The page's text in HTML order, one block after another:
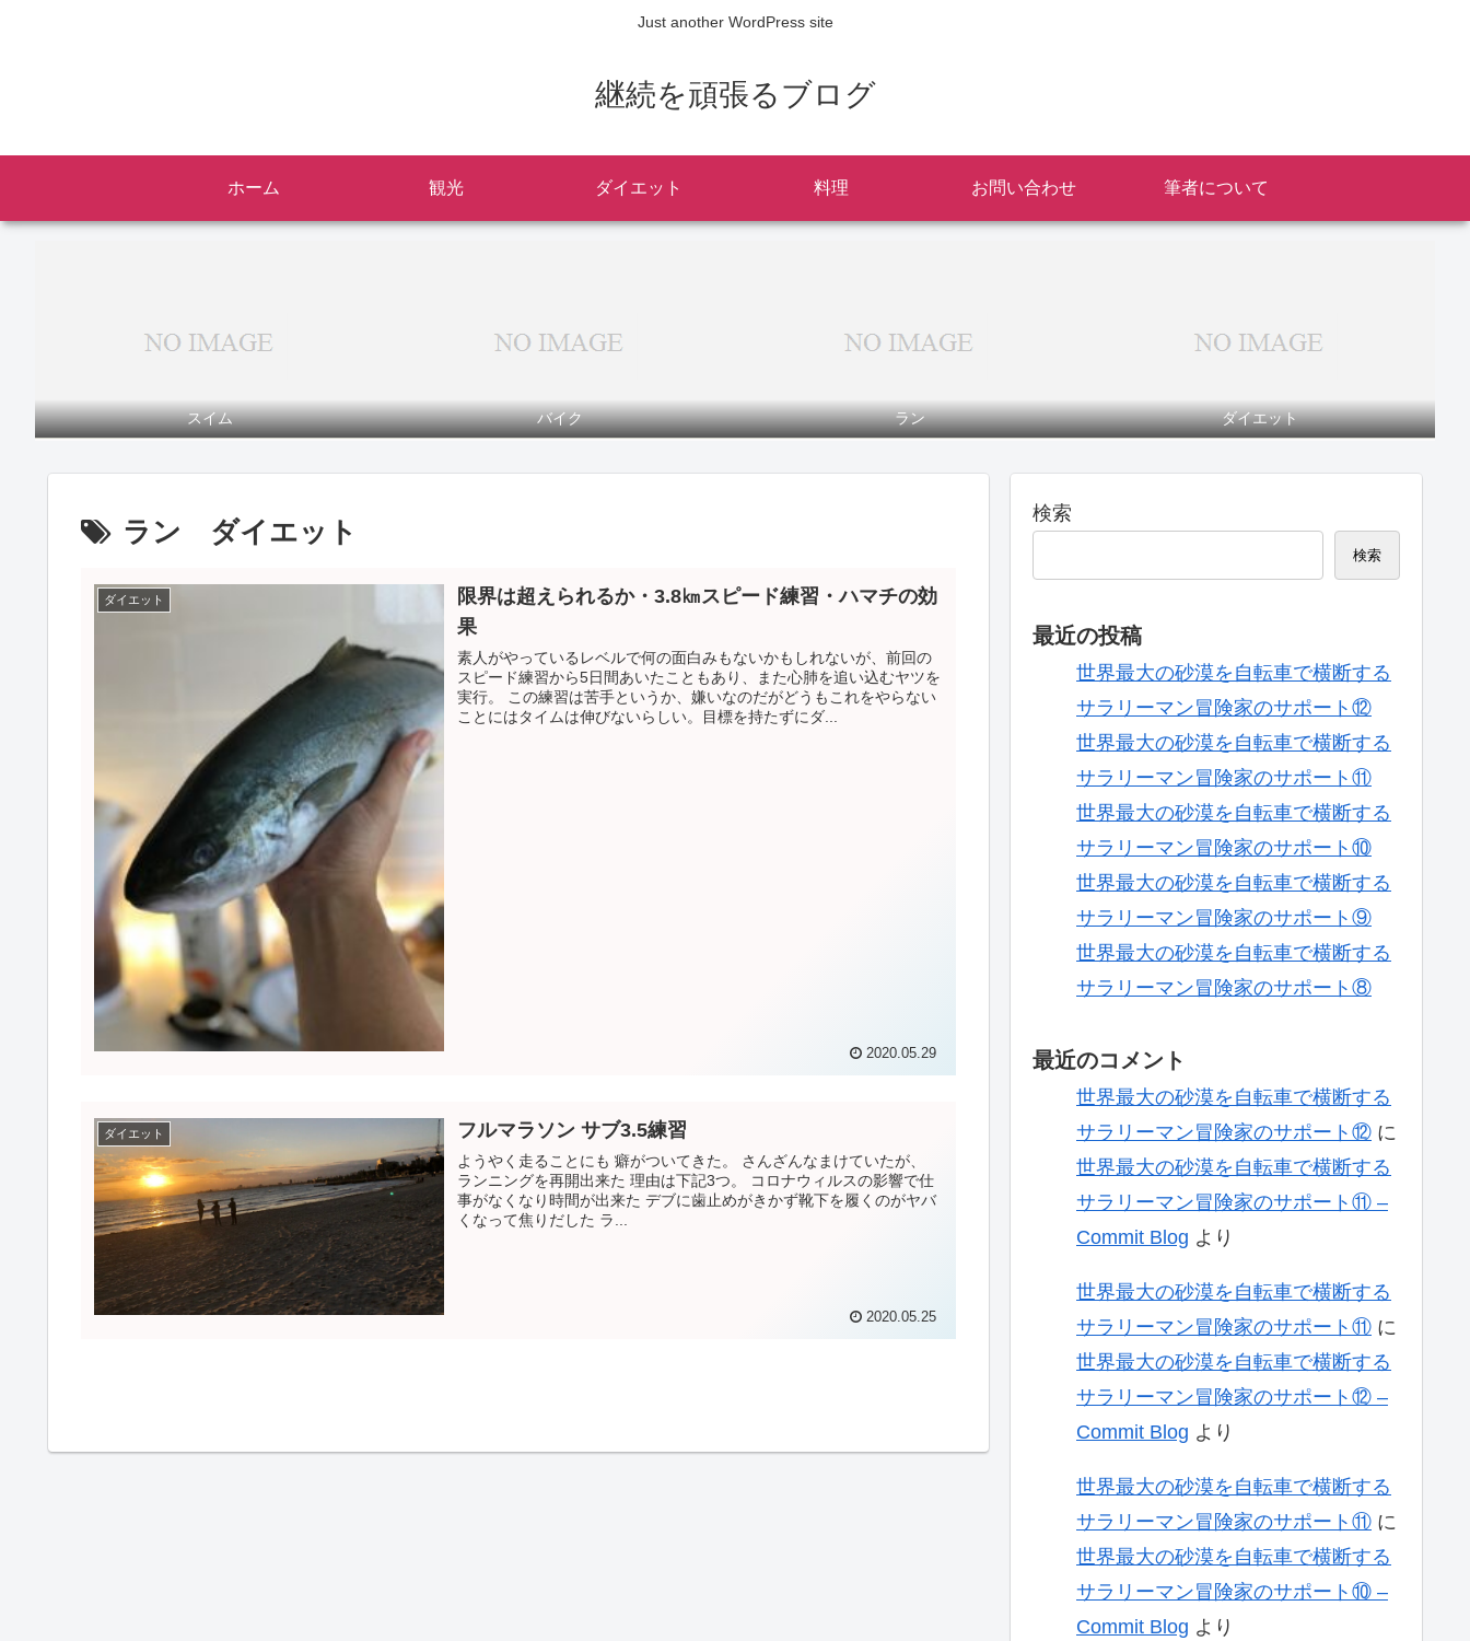
Just another WordPress site
継続を頑張るブログ
ホーム 観光 ダイエット 料理 お問い合わせ 筆者について
スイム バイク ラン ダイエット
ラン ダイエット
ダイエット
限界は超えられるか・3.8㎞スピード練習・ハマチの効
果
素人がやっているレベルで何の面白みもないかもしれないが、前回の
スピード練習から5日間あいたこともあり、また心肺を追い込むヤツを
実行。 この練習は苦手というか、嫌いなのだがどうもこれをやらない
ことにはタイムは伸びないらしい。目標を持たずにダ...
2020.05.29
ダイエット フルマラソン サブ3.5練習
ようやく走ることにも 癖がついてきた。 さんざんなまけていたが、
ランニングを再開出来た 理由は下記3つ。 コロナウィルスの影響で仕
事がなくなり時間が出来た デブに歯止めがきかず靴下を履くのがヤバ
くなって焦りだした ラ...
2020.05.25
検索
検索
最近の投稿
世界最大の砂漠を自転車で横断する
サラリーマン冒険家のサポート⑫
世界最大の砂漠を自転車で横断する
サラリーマン冒険家のサポート⑪
世界最大の砂漠を自転車で横断する
サラリーマン冒険家のサポート⑩
世界最大の砂漠を自転車で横断する
サラリーマン冒険家のサポート⑨
世界最大の砂漠を自転車で横断する
サラリーマン冒険家のサポート⑧
最近のコメント
世界最大の砂漠を自転車で横断する
サラリーマン冒険家のサポート⑫ に
世界最大の砂漠を自転車で横断する
サラリーマン冒険家のサポート⑪ –
Commit Blog より
世界最大の砂漠を自転車で横断する
サラリーマン冒険家のサポート⑪ に
世界最大の砂漠を自転車で横断する
サラリーマン冒険家のサポート⑫ –
Commit Blog より
世界最大の砂漠を自転車で横断する
サラリーマン冒険家のサポート⑪ に
世界最大の砂漠を自転車で横断する
サラリーマン冒険家のサポート⑩ –
Commit Blog より